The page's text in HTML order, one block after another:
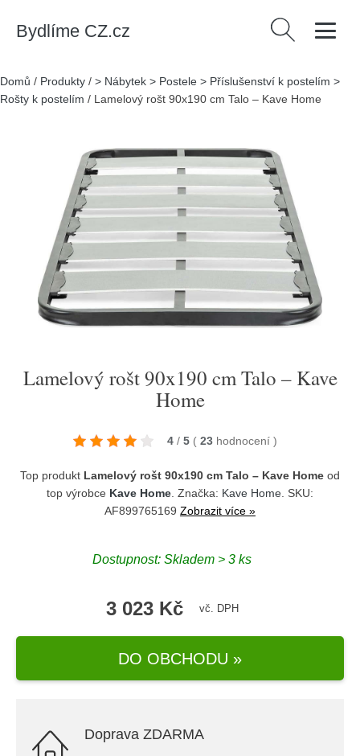
Bydlíme CZ.cz Vyhledávání
Domů / Produkty / > Nábytek > Postele > Příslušenství k postelím >
Rošty k postelím / Lamelový rošt 90x190 cm Talo – Kave Home
Lamelový rošt 90x190 cm Talo – Kave
Home
4 / 5 ( 23 hodnocení )
Top produkt Lamelový rošt 90x190 cm Talo – Kave Home od
top výrobce Kave Home . Značka: Kave Home . SKU:
AF899765169 Zobrazit více »
Dostupnost: Skladem > 3 ks
3 023 Kč vč. DPH
DO OBCHODU »
Doprava ZDARMA